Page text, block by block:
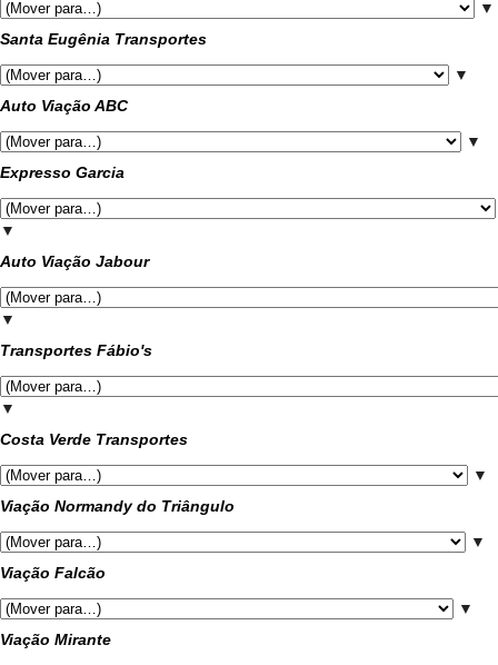
▼
Santa Eugênia Transportes
▼
Auto Viação ABC
▼
Expresso Garcia
▼
Auto Viação Jabour
▼
Transportes Fábio's
▼
Costa Verde Transportes
▼
Viação Normandy do Triângulo
▼
Viação Falcão
▼
Viação Mirante